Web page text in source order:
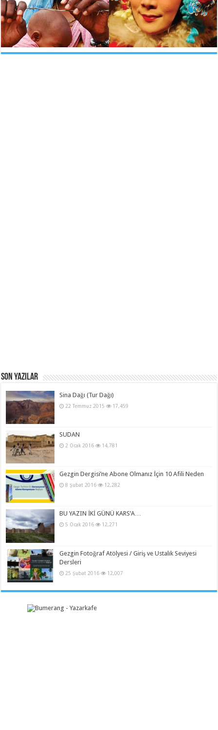
Son Yazılar
Sina Dağı (Tur Dağı)
22 Temmuz 2015 17,459
SUDAN
2 Ocak 2016 14,781
Gezgin Dergisi’ne Abone Olmanız İçin 10 Afili Neden
8 Şubat 2016 12,282
BU YAZIN İKİ GÜNÜ KARS’A…
5 Ocak 2016 12,271
Gezgin Fotoğraf Atölyesi / Giriş ve Ustalık Seviyesi
Dersleri
25 Şubat 2016 12,007